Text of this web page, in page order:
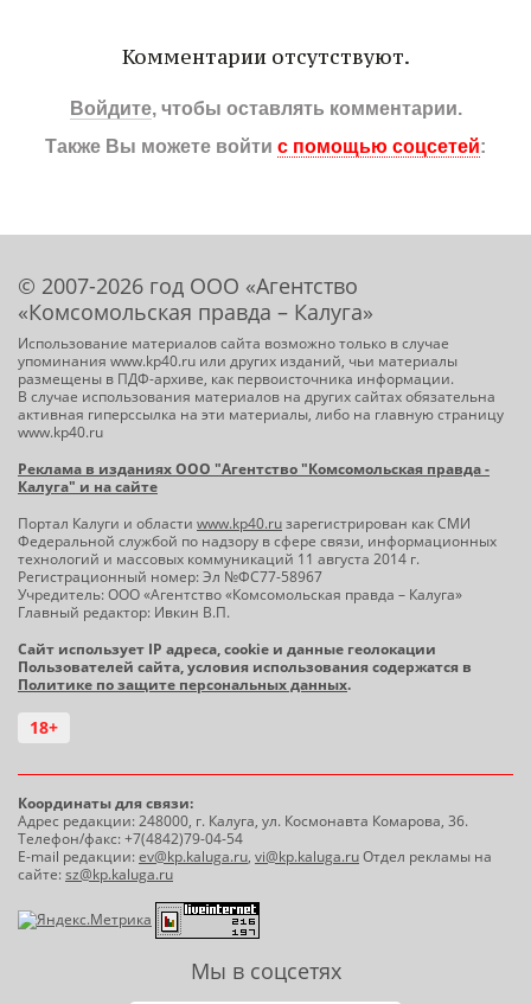
Комментарии отсутствуют.
Войдите, чтобы оставлять комментарии.
Также Вы можете войти с помощью соцсетей:
© 2007-2026 год ООО «Агентство
«Комсомольская правда – Калуга»
Использование материалов сайта возможно только в случае
упоминания www.kp40.ru или других изданий, чьи материалы
размещены в ПДФ-архиве, как первоисточника информации.
В случае использования материалов на других сайтах обязательна
активная гиперссылка на эти материалы, либо на главную страницу
www.kp40.ru
Реклама в изданиях ООО "Агентство "Комсомольская правда -
Калуга" и на сайте
Портал Калуги и области www.kp40.ruзарегистрирован как СМИ
Федеральной службой по надзору в сфере связи, информационных
технологий и массовых коммуникаций 11 августа 2014 г.
Регистрационный номер: Эл №ФС77-58967
Учредитель: ООО «Агентство «Комсомольская правда – Калуга»
Главный редактор: Ивкин В.П.
Сайт использует IP адреса, cookie и данные геолокации
Пользователей сайта, условия использования содержатся в
Политике по защите персональных данных.
18+
Координаты для связи:
Адрес редакции: 248000, г. Калуга, ул. Космонавта Комарова, 36.
Телефон/факс: +7(4842)79-04-54
E-mail редакции:ev@kp.kaluga.ru, vi@kp.kaluga.ruОтдел рекламы на
сайте:sz@kp.kaluga.ru
Мы в соцсетях